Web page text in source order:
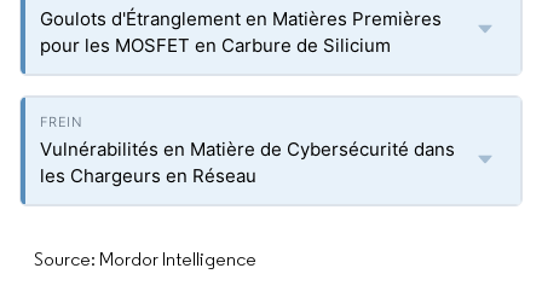
Goulots d'Étranglement en Matières Premières
pour les MOSFET en Carbure de Silicium
Vulnérabilités en Matière de Cybersécurité dans
les Chargeurs en Réseau
Source: Mordor Intelligence